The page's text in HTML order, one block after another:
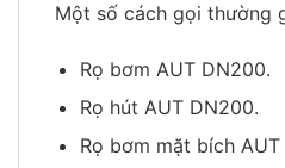
Một số cách gọi thường
Rọ bơm AUT DN200.
Rọ hút AUT DN200.
Rọ bơm mặt bích